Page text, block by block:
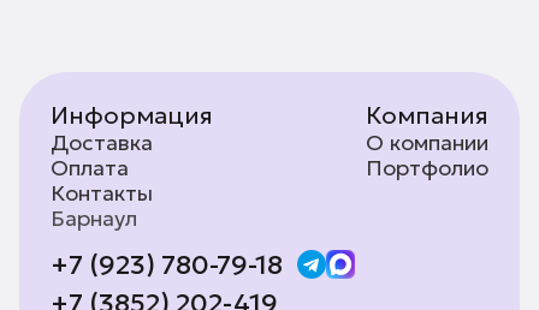
Информация
Доставка
Оплата
Контакты
Компания
О компании
Портфолио
Барнаул
+7 (923) 780-79-18
+7 (3852) 202-419